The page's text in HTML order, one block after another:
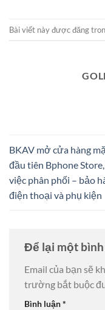
Bài viết này được đăng
BKAV mở cửa hàng
đầu tiên Bphone
việc phân phối – bảo
điện thoại và phụ kiện
Để lại một
Email của bạn sẽ
trường bắt buộc
Bình luận*